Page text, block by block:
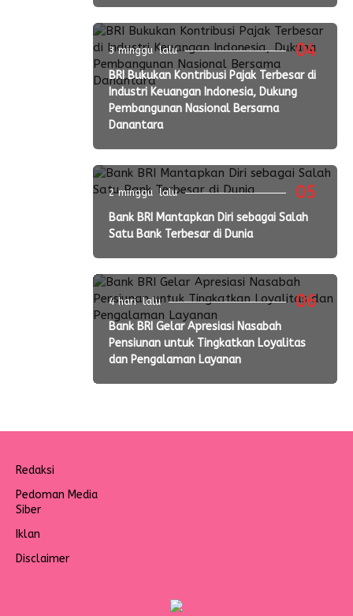
04
3 minggu lalu
BRI Bukukan Kontribusi Pajak Terbesar di
Industri Keuangan Indonesia, Dukung
Pembangunan Nasional Bersama
Danantara
05
2 minggu lalu
Bank BRI Mantapkan Diri sebagai Salah
Satu Bank Terbesar di Dunia
06
4 hari lalu
Bank BRI Gelar Apresiasi Nasabah
Pensiunan untuk Tingkatkan Loyalitas
dan Pengalaman Layanan
Redaksi
Pedoman Media
Siber
Iklan
Disclaimer